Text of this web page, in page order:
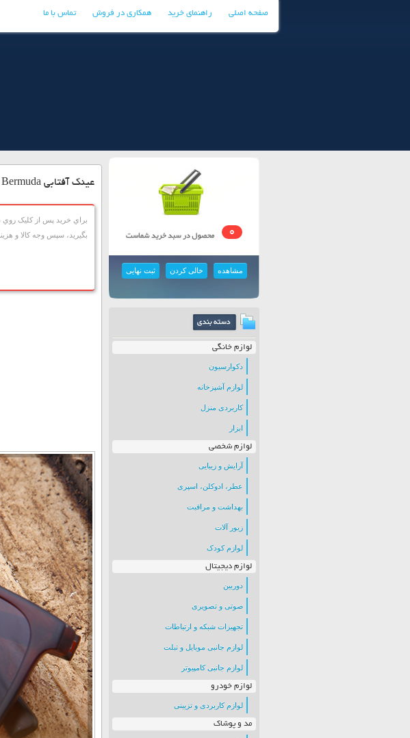
صفحه اصلی راهنمای خرید همکاری در فروش تماس با ما
0
مشاهده خالی کردن ثبت نهایی
لوازم خانگی
دکوارسیون
لوازم آشپزخانه
کاربردی منزل
ابزار
لوازم شخصی
آرایش و زیبایی
عطر، ادوکلن، اسپری
بهداشت و مراقبت
زیور آلات
لوازم کودک
لوازم دیجیتال
دوربین
صوتی و تصویری
تجهیزات شبکه و ارتباطات
لوازم جانبی موبایل و تبلت
لوازم جانبی کامپیوتر
لوازم خودرو
لوازم کاربردی و تزیینی
مد و پوشاک
عینک آفتابی Bermuda
براي خريد پس از کليک روي
بگيريد، سپس وجه کالا و